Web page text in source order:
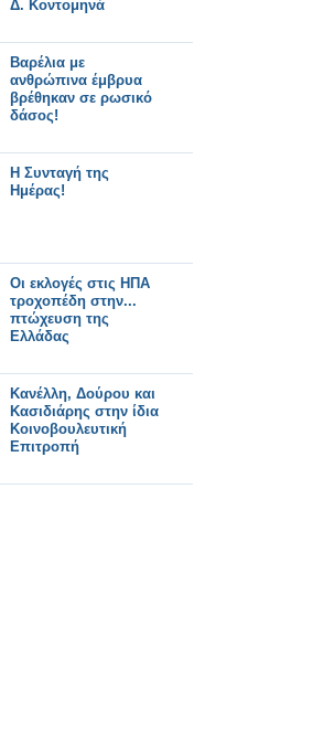
Δ. Κοντομηνά
Βαρέλια με
ανθρώπινα έμβρυα
βρέθηκαν σε ρωσικό
δάσος!
Η Συνταγή της
Ημέρας!
Οι εκλογές στις ΗΠΑ
τροχοπέδη στην...
πτώχευση της
Ελλάδας
Κανέλλη, Δούρου και
Κασιδιάρης στην ίδια
Κοινοβουλευτική
Επιτροπή